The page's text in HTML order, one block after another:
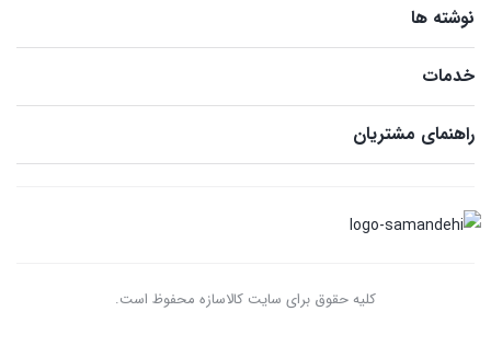
نوشته ها
خدمات
راهنمای مشتریان
کلیه حقوق برای سایت کالاسازه محفوظ است.